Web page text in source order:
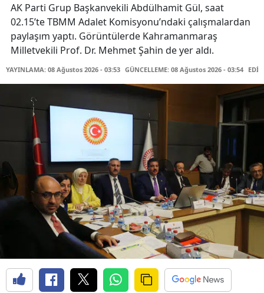
AK Parti Grup Başkanvekili Abdülhamit Gül, saat
02.15’te TBMM Adalet Komisyonu’ndaki çalışmalardan
paylaşım yaptı. Görüntülerde Kahramanmaraş
Milletvekili Prof. Dr. Mehmet Şahin de yer aldı.
YAYINLAMA: 08 Ağustos 2026 - 03:53 GÜNCELLEME: 08 Ağustos 2026 - 03:54